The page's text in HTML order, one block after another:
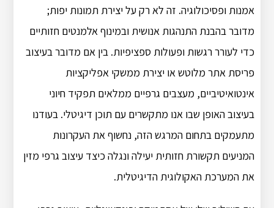
אמנות ופסיכולוגיה. זה לא רק על יצירת תמונות יפות;
מדובר בהבנת התנהגות אנושית ובמינוף אלמנטים חזותיים
כדי לעורר רגשות ופעולות ספציפיות.בין אם מדובר בעיצוב
פריסת אתר מלוטש או יצירת ממשקי אפליקציות
אינטואיטיביים, מעצבים גרפיים ממלאים תפקיד חיוני
בעיצוב האופן שבו אנו מתקשרים עם תוכן דיגיטלי.בעודנו
מתעמקים בתחום המרגש הזה, נחשוף את העקרונות
המניעים תקשורת חזותית יעילה ונגלה כיצד עיצוב גרפי מזין
את המערכת האקולוגית הדיגיטלית.